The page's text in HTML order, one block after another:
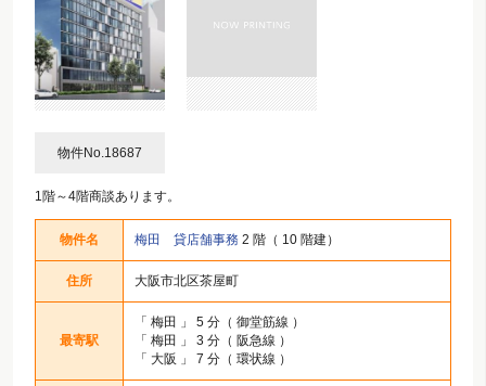
物件No.18687
1階～4階商談あります。
物件名 梅田 貸店舗事務 2 階（ 10 階建）
住所 大阪市北区茶屋町
最寄駅
「 梅田
」 5 分（ 御堂筋線 ）
「 梅田
」 3 分（ 阪急線 ）
「 大阪 」 7 分（ 環状線 ）